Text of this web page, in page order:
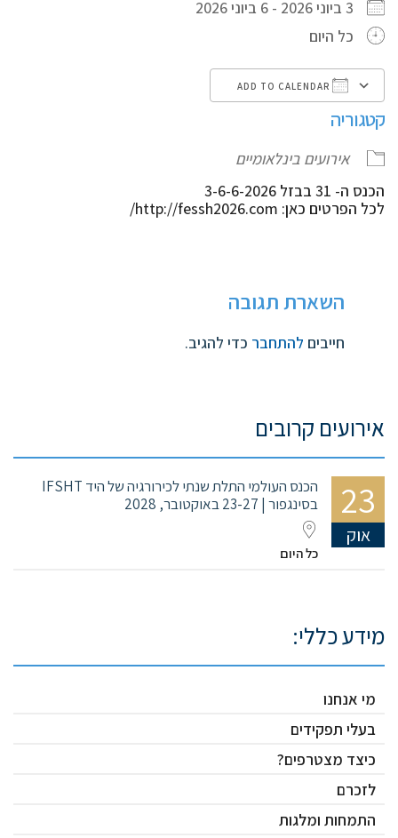
3 ביוני 2026 - 6 ביוני 2026
כל היום
Download ICS
קטגוריה
אירועים בינלאומיים
הכנס ה- 31 בבזל 3-6-6-2026
לכל הפרטים כאן: http://fessh2026.com/
השארת תגובה
חייבים להתחבר כדי להגיב.
אירועים קרובים
23
אוק
הכנס העולמי התלת שנתי לכירורגיה של היד IFSHT
בסינגפור | 23-27 באוקטובר, 2028
כל היום
מידע כללי:
מי אנחנו
בעלי תפקידים
כיצד מצטרפים?
לזכרם
התמחות ומלגות